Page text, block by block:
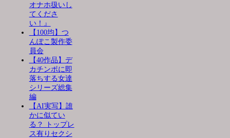
オナホ扱いし
てくださ
い！』
【100均】つ
んぽこ製作委
員会
【40作品】デ
カチンポに即
落ちする女達
シリーズ総集
編
【AI実写】誰
かに似てい
る？ トップレ
ス有りセクシ